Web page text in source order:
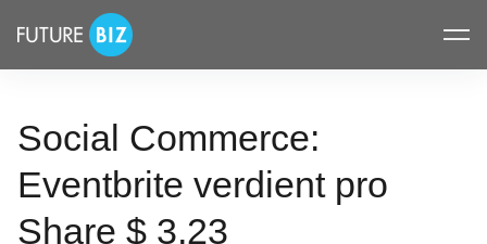
überspringen
FUTUREBIZ
Social Commerce:
Eventbrite verdient pro
Share $ 3,23